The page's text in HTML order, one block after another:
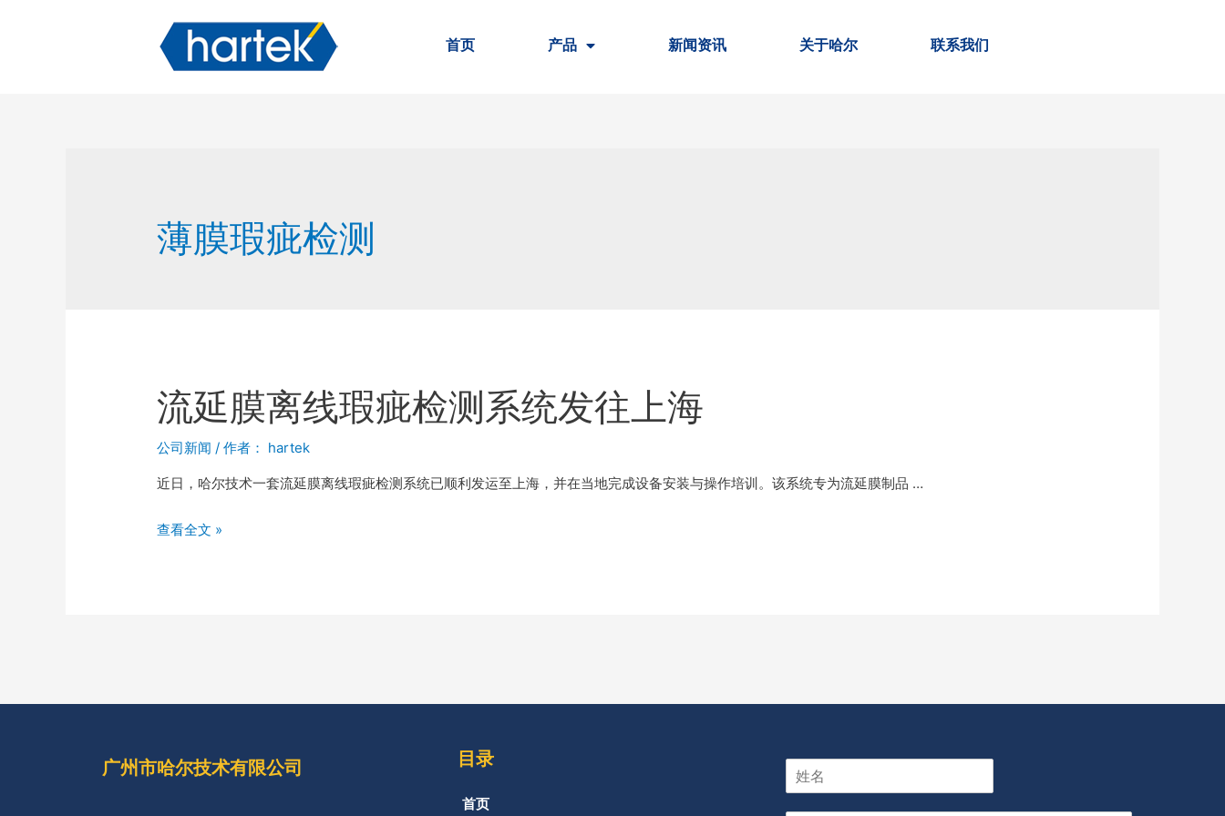
首页 产品 新闻资讯 关于哈尔 联系我们
薄膜瑕疵检测
流延膜离线瑕疵检测系统发往上海
公司新闻 / 作者： hartek
近日，哈尔技术一套流延膜离线瑕疵检测系统已顺利发运至上海，并在当地完成设备安装与操作培训。该系统专为流延膜制品 …
查看全文 »
广州市哈尔技术有限公司 目录
首页